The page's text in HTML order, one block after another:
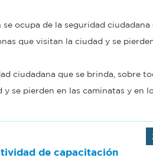
ocupa de la seguridad ciudadana
que visitan la ciudad y se
ciudadana que se brinda, sobre
se pierden en las caminatas y en
de capacitación